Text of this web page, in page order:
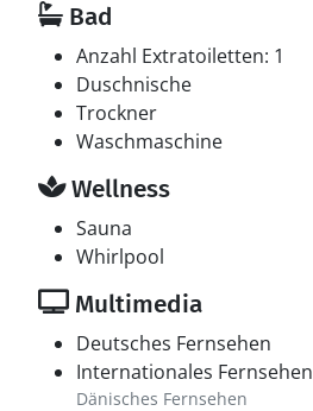
Bad
Anzahl Extratoiletten: 1
Duschnische
Trockner
Waschmaschine
Wellness
Sauna
Whirlpool
Multimedia
Deutsches Fernsehen
Internationales Fernsehen
Dänisches Fernsehen